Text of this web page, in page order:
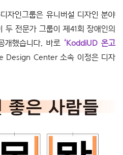
자인그룹은 유니버설 디자인 분야
두 전문가 그룹이 제41회 장애인의
개했습니다. 바로 ‘KoddiUD 온고
Design Center 소속 이정은 디자